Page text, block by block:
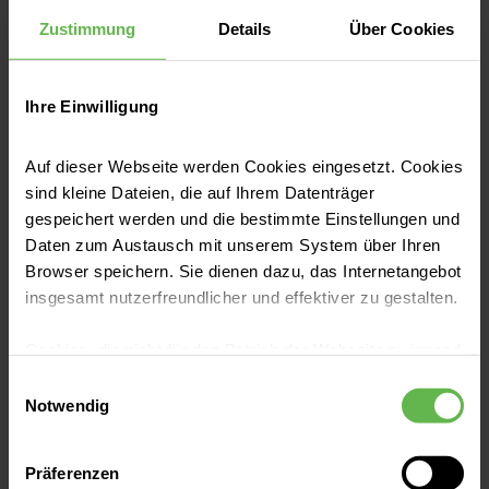
Zustimmung Details Über Cookies
Ihre Einwilligung
Auf dieser Webseite werden Cookies eingesetzt. Cookies
sind kleine Dateien, die auf Ihrem Datenträger
gespeichert werden und die bestimmte Einstellungen und
Daten zum Austausch mit unserem System über Ihren
Browser speichern. Sie dienen dazu, das Internetangebot
insgesamt nutzerfreundlicher und effektiver zu gestalten.
eingesetzt werden.
Es steht Ihnen frei, unsere Seite mit nur den notwendigen
Cookies zu benutzen, eine individuelle Auswahl
Notwendig
Präferenzen
Anästhesietechnischen Assistenz
Die ATAs unterstützen bei der
Nachsorge von Narkosen.